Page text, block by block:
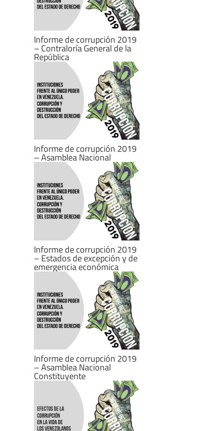
Informe de corrupción 2019
– Contraloría General de la
República
Informe de corrupción 2019
– Asamblea Nacional
Informe de corrupción 2019
– Estados de excepción y de
emergencia económica
Informe de corrupción 2019
– Asamblea Nacional
Constituyente